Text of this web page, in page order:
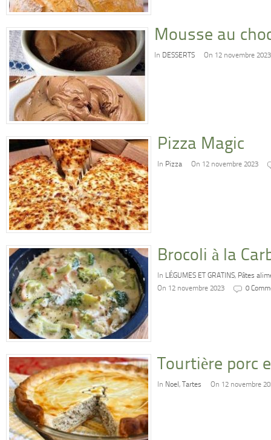
Mousse au
In DESSERTS On 12 novembre 2023
Pizza Magic
In Pizza On 12 novembre 2023
Brocoli à la
In LÉGUMES ET GRATINS, Pâtes
On 12 novembre 2023
0
Tourtière porc
In Noel , Tartes On 12 novembre